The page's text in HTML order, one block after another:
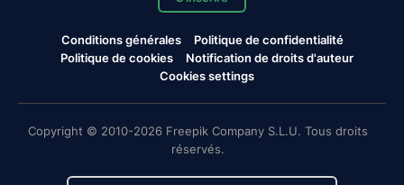
Conditions générales
Politique de confidentialité
Politique de cookies
Notification de droits d'auteur
Cookies settings
Copyright © 2010-2026 Freepik Company S.L.U. Tous droits
réservés.